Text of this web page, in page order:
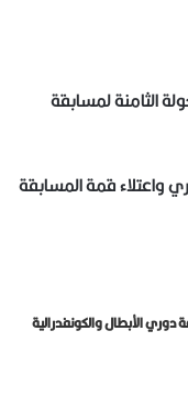
الثامنة لمسابقة
واعتلاء قمة المسابقة
الأبطال والكونفدرالية